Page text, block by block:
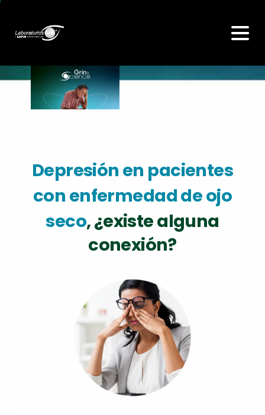
Depresión en pacientes
con enfermedad de ojo
seco, ¿existe alguna
conexión?